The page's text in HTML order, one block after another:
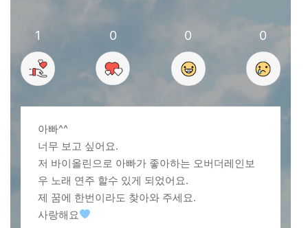
1 0 0 0
아빠^^
너무 보고 싶어요.
저 바이올린으로 아빠가 좋아하는 오버더레인보
우 노래 연주 할수 있게 되었어요.
제 꿈에 한번이라도 찾아와 주세요.
사랑해요